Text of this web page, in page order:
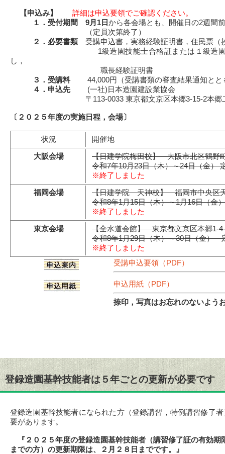
【申込み】
詳細は申込要領でご確認ください。
１．受付期間
9月1日から各会場とも、開催日の2週間
（定員次第終了）
２．必要書類 受講申込書，実務経験証明書，住民票（
1級造園技能士合格証または１級造園施工
し，
職長経験証明書
３．受講料 44,000円（受講書類の審査結果通知とと
４．申込先(一社)日本造園建設業協会
〒113-0033 東京都文京区本郷3-15-2本郷二
〔２０２５年度の実施日程，会場〕
状況
開催地
大阪会場
【日建学院梅田校】 大阪市北区鶴野
令和7年10月23日（木）～24日（金）
※終了しました
福岡会場
【日建学院 天神校】 福岡市中央区
令和8年1月15日（木）～1月16日（金
※終了しました
東京会場
【全水道会館】 東京都文京区本郷1-
令和8年1月29日（木）～30日（金）
※終了しました
受講申込要領（PDF）
申込用紙（PDF）
捺印，写真はお忘れのないよう
登録造園基幹技能者は５年ごとの更新が必要です
登録造園基幹技能者になられた方（登録講習，特例講習修了
要があります。
『２０２５年度の登録造園基幹技能者（講習修了証の有効
までの方）の更新期限は、２月２８日までです。』